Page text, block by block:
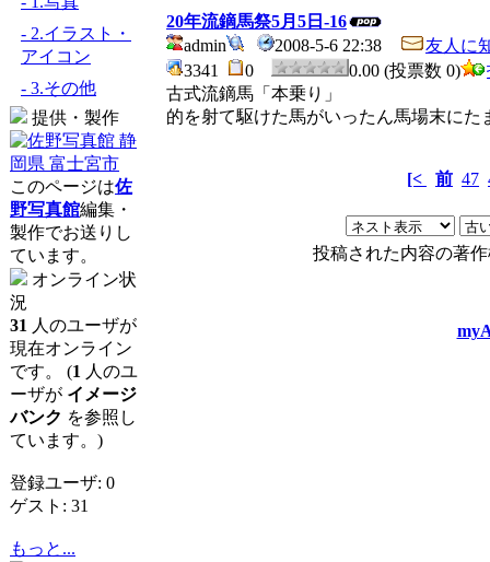
- 2.イラスト・
アイコン
- 3.その他
提供・製作
このページは佐
野写真館編集・
製作でお送りし
ています。
オンライン状
況
31 人のユーザが
現在オンライン
です。 (1 人のユ
ーザが イメージ
バンク を参照し
ています。)
登録ユーザ: 0
ゲスト: 31
もっと...
20年流鏑馬祭5月5日-16
admin
2008-5-6 22:38
友人に
3341
0 0.00 (投票数 0)
古式流鏑馬「本乗り」
的を射て駆けた馬がいったん馬場末に
[< 前 47
投稿された内容の著